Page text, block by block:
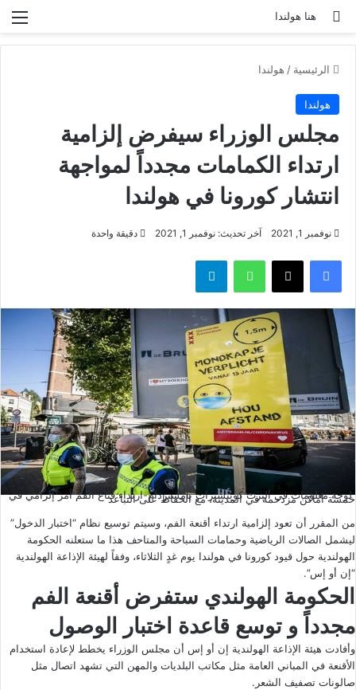
هنا هولندا
بحث عن
الرئيسية / هولندا
هولندا
مجلس الوزراء سيفرض إلزامية
ارتداء الكمامات مجدداً لمواجهة
انتشار كورونا في هولندا
نوفمبر 1, 2021 آخر تحديث: نوفمبر 1, 2021 دقيقة واحدة
فيسبوك ‫X واتساب تيلقرام
لوحة معلومات في ألبرت كويبسترات بأمستردام-ارتداء قناع الفم أمر إلزامي في
خمسة أماكن مزدحمة في المدينة، مع الحفاظ على التباعد
من المقرر أن تعود إلزامية ارتداء أقنعة الفم، وسيتم توسيع نظام “اختبار الدخول”
ليشمل الصالات الرياضية وحمامات السباحة والمتاحف هذا ما ستعلنه الحكومة
الهولندية حول قيود كورونا في هولندا يوم غدٍ الثلاثاء، وفقاً لهيئة الإذاعة الهولندية
“إن أو إس”.
الحكومة الهولندي ستفرض أقنعة الفم
مجدداً و توسع قاعدة اختبار الوصول
وأفادت هيئة الإذاعة الهولندية إن أو إس أن مجلس الوزراء يخطط لإعادة استخدام
الأقنعة في المباني العامة مثل مكاتب البلديات والمهن التي تشهد اتصال مثل
صالونات تصفيف الشعر.